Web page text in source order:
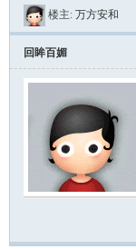
» ›
楼主: 万方安和
回眸百媚